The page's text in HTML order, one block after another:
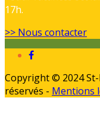
17h.
>> Nous contacter
Copyright © 2024
réservés - Mentions